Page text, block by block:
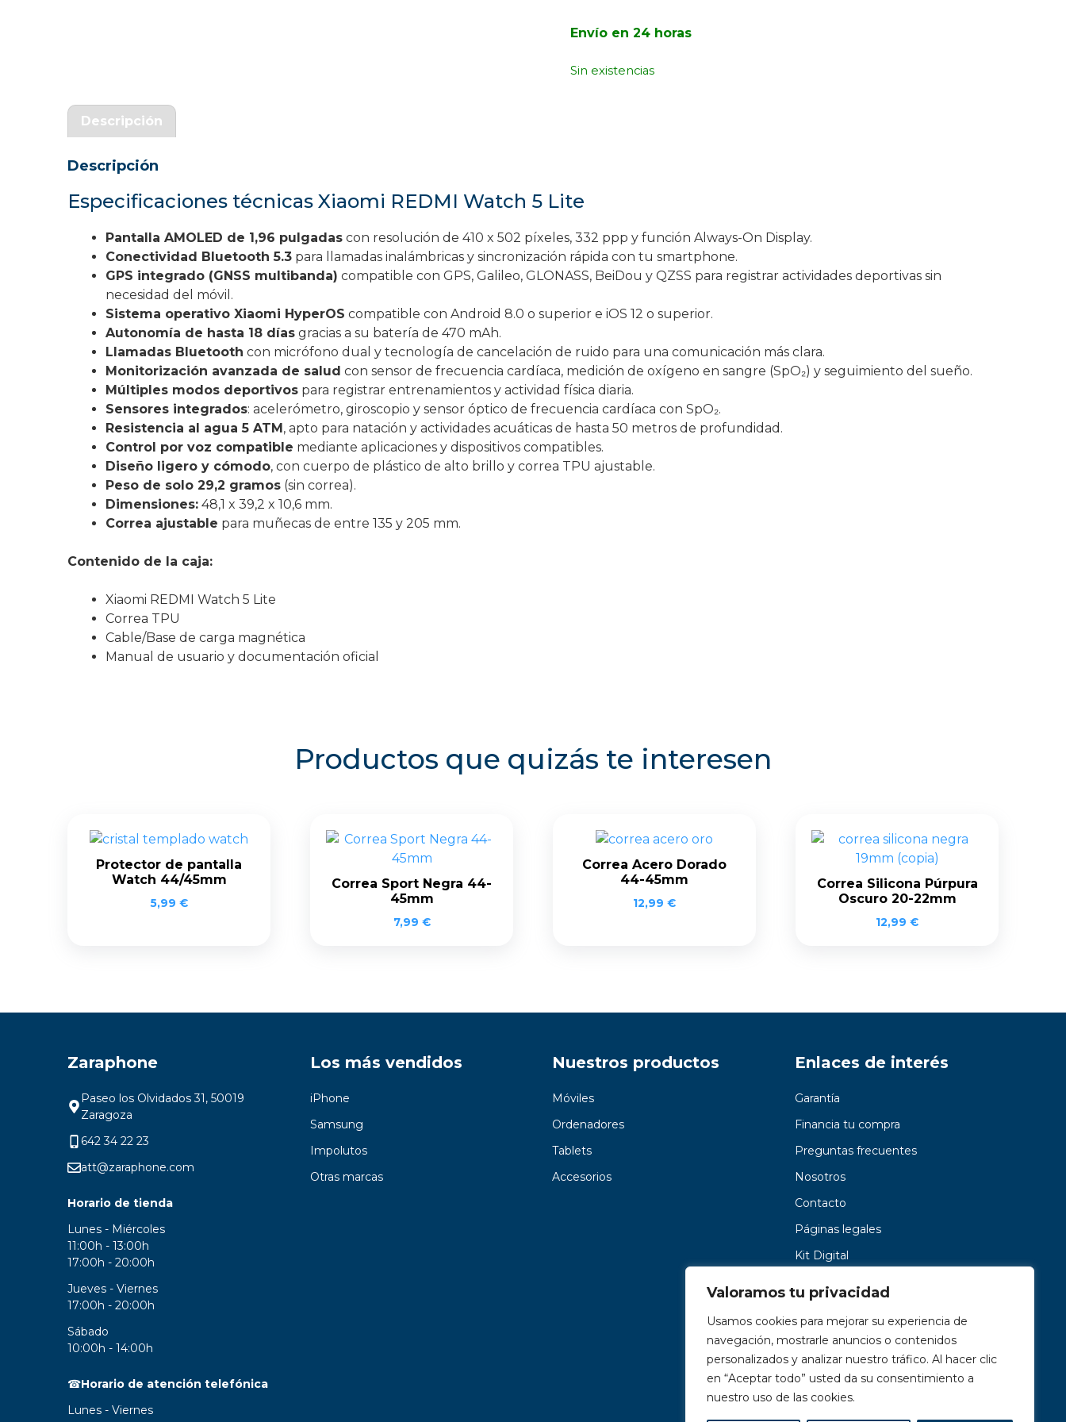
Valoramos tu privacidad
Usamos cookies para mejorar su experiencia de
navegación, mostrarle anuncios o contenidos
personalizados y analizar nuestro tráfico. Al hacer clic
en “Aceptar todo” usted da su consentimiento a
nuestro uso de las cookies.
Envío en 24 horas
Sin existencias
Descripción
Descripción
Especificaciones técnicas Xiaomi REDMI Watch 5 Lite
Pantalla AMOLED de 1,96 pulgadas con resolución de 410 x 502 píxeles, 332 ppp y función Always-On Display.
Conectividad Bluetooth 5.3 para llamadas inalámbricas y sincronización rápida con tu smartphone.
GPS integrado (GNSS multibanda) compatible con GPS, Galileo, GLONASS, BeiDou y QZSS para registrar actividades deportivas sin
necesidad del móvil.
Sistema operativo Xiaomi HyperOS compatible con Android 8.0 o superior e iOS 12 o superior.
Autonomía de hasta 18 días gracias a su batería de 470 mAh.
Llamadas Bluetooth con micrófono dual y tecnología de cancelación de ruido para una comunicación más clara.
Monitorización avanzada de salud con sensor de frecuencia cardíaca, medición de oxígeno en sangre (SpO₂) y seguimiento del sueño.
Múltiples modos deportivos para registrar entrenamientos y actividad física diaria.
Sensores integrados: acelerómetro, giroscopio y sensor óptico de frecuencia cardíaca con SpO₂.
Resistencia al agua 5 ATM, apto para natación y actividades acuáticas de hasta 50 metros de profundidad.
Control por voz compatible mediante aplicaciones y dispositivos compatibles.
Diseño ligero y cómodo, con cuerpo de plástico de alto brillo y correa TPU ajustable.
Peso de solo 29,2 gramos (sin correa).
Dimensiones: 48,1 x 39,2 x 10,6 mm.
Correa ajustable para muñecas de entre 135 y 205 mm.
Contenido de la caja:
Xiaomi REDMI Watch 5 Lite
Correa TPU
Cable/Base de carga magnética
Manual de usuario y documentación oficial
Productos que quizás te interesen
Protector de pantalla
Watch 44/45mm
5,99 €
Correa Sport Negra 44-
45mm
7,99 €
Correa Acero Dorado
44-45mm
12,99 €
Correa Silicona Púrpura
Oscuro 20-22mm
12,99 €
Zaraphone
Paseo los Olvidados 31, 50019
Zaragoza
642 34 22 23
att@zaraphone.com
Horario de tienda
Lunes - Miércoles
11:00h - 13:00h
17:00h - 20:00h
Jueves - Viernes
17:00h - 20:00h
Sábado
10:00h - 14:00h
☎Horario de atención telefónica
Lunes - Viernes
Los más vendidos
iPhone
Samsung
Impolutos
Otras marcas
Nuestros productos
Móviles
Ordenadores
Tablets
Accesorios
Enlaces de interés
Garantía
Financia tu compra
Preguntas frecuentes
Nosotros
Contacto
Páginas legales
Kit Digital